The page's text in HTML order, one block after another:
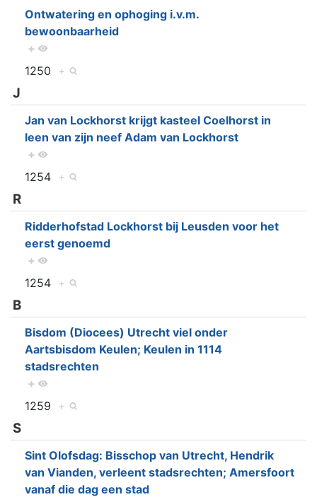
Ontwatering en ophoging i.v.m.
bewoonbaarheid
+
1250 +
J
Jan van Lockhorst krijgt kasteel Coelhorst in
leen van zijn neef Adam van Lockhorst
+
1254 +
R
Ridderhofstad Lockhorst bij Leusden voor het
eerst genoemd
+
1254 +
B
Bisdom (Diocees) Utrecht viel onder
Aartsbisdom Keulen; Keulen in 1114
stadsrechten
+
1259 +
S
Sint Olofsdag: Bisschop van Utrecht, Hendrik
van Vianden, verleent stadsrechten; Amersfoort
vanaf die dag een stad